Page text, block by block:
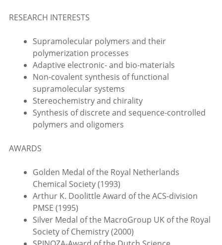
RESEARCH INTERESTS
Supramolecular polymers and their
polymerization processes
Adaptive electronic- and bio-materials
Non-covalent synthesis of functional
supramolecular systems
Stereochemistry and chirality
Synthesis of discrete and sequence-controlled
polymers and oligomers
AWARDS
Golden Medal of the Royal Netherlands
Chemical Society (1993)
Arthur K. Doolittle Award of the ACS-division
PMSE (1995)
Silver Medal of the MacroGroup UK of the Royal
Society of Chemistry (2000)